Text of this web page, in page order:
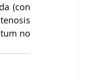
(con
no